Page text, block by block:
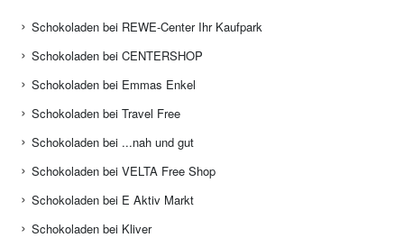
Schokoladen bei REWE-Center Ihr Kaufpark
Schokoladen bei CENTERSHOP
Schokoladen bei Emmas Enkel
Schokoladen bei Travel Free
Schokoladen bei ...nah und gut
Schokoladen bei VELTA Free Shop
Schokoladen bei E Aktiv Markt
Schokoladen bei Kliver